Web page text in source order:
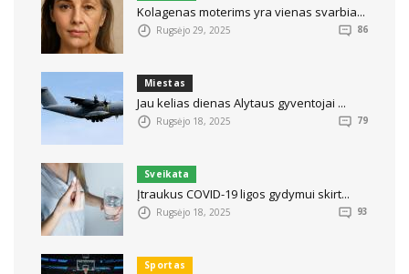
Kolagenas moterims yra vienas svarbia...
Rugsėjo 29, 2025 86
Miestas
Jau kelias dienas Alytaus gyventojai ...
Rugsėjo 18, 2025 79
Sveikata
Įtraukus COVID-19 ligos gydymui skirt...
Rugsėjo 18, 2025 93
Sportas